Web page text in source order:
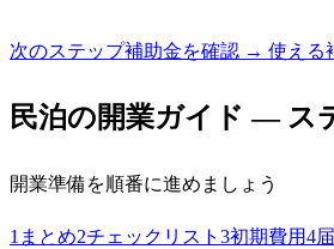
次のステップ補助金を確認 → 使える
民泊の開業ガイド — ス
開業準備を順番に進めましょう
1 まとめ2チェックリスト 3初期費用4